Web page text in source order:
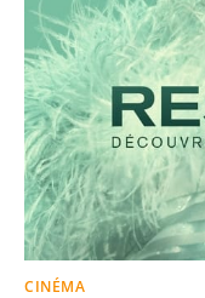
CINÉMA